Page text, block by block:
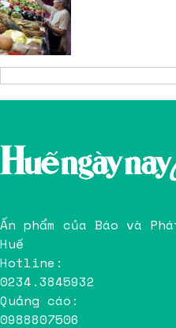
Ấn phẩm của Báo và
Huế
Hotline:
0234.3845932
Quảng cáo:
0988807506